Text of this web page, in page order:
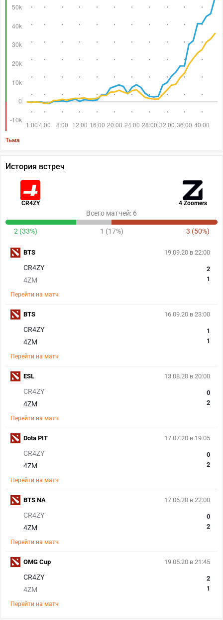
Тьма
История встреч
CR4ZY 4 Zoomers
Всего матчей: 6
2 (33%) 1 (17%) 3 (50%)
19.09.20 в 22:00
CR4ZY
4ZM
2
1
Перейти на матч
BTS
16.09.20 в 23:00
CR4ZY
4ZM
1
1
Перейти на матч
BTS
13.08.20 в 20:00
CR4ZY
4ZM
0
2
Перейти на матч
ESL
17.07.20 в 19:05
CR4ZY
4ZM
0
2
Перейти на матч
Dota PIT
17.06.20 в 22:00
CR4ZY
4ZM
0
2
Перейти на матч
BTS NA
19.05.20 в 21:45
CR4ZY
4ZM
2
1
Перейти на матч
OMG Cup